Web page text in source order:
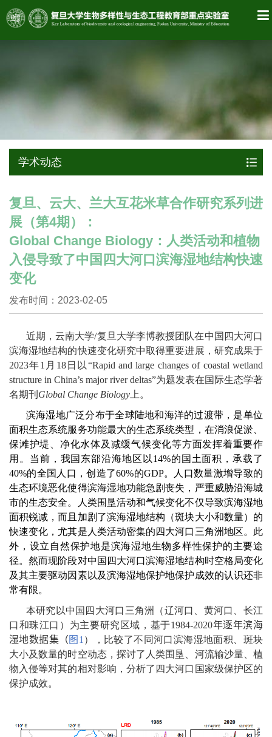
学术动态
复旦、云大、兰大互花米草合作研究系列进
展（第4期）：
Global Change Biology：人类活动和植物
入侵导致了中国四大河口滨海湿地结构快速
变化
发布时间：2023-02-05
近期，云南大学/复旦大学李博教授团队在中国四大河口
滨海湿地结构的快速变化研究中取得重要进展，研究成果于
2023年1 月 18日以“Rapid and large changes of coastal wetland
structure in China’s major river deltas”为题发表在国际生态学著
名期刊 Global Change Biology 上。
滨海湿地广泛分布于全球陆地和海洋的过渡带，是单位
面积生态系统服务功能最大的生态系统类型，在消浪促淤、
保滩护堤、净化水体及减缓气候变化等方面发挥着重要作
用。当前，我国东部沿海地区以 14%的国土面积，承载了
40%的全国人口，创造了60%的GDP。人口数量激增导致的
生态环境恶化使得滨海湿地功能急剧丧失，严重威胁沿海城
市的生态安全。人类围垦活动和气候变化不仅导致滨海湿地
面积锐减，而且加剧了滨海湿地结构（斑块大小和数量）的
快速变化，尤其是人类活动密集的四大河口三角洲地区。此
外，设立自然保护地是滨海湿地生物多样性保护的主要途
径。然而现阶段对中国四大河口滨海湿地结构时空格局变化
及其主要驱动因素以及滨海湿地保护地保护成效的认识还非
常有限。
本研究以中国四大河口三角洲（辽河口、黄河口、长江
口和珠江口）为主要研究区域，基于1984-2020年逐年滨海
湿地数据集（ 图 1 ），比较了不同河口滨海湿地面积、斑块
大小及数量的时空动态，探讨了人类围垦、河流输沙量、植
物入侵等对其的相对影响，分析了四大河口国家级保护区的
保护成效。